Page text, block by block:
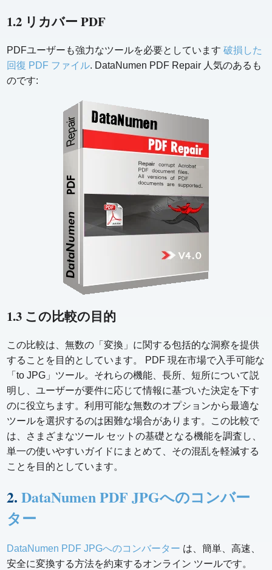
1.2 リカバー PDF
PDFユーザーも強力なツールを必要としています破損した
回復 PDF ファイル. DataNumen PDF Repair 人気のあるも
のです:
1.3 この比較の目的
この比較は、無数の「変換」に関する包括的な洞察を提供
することを目的としています。 PDF 現在市場で入手可能な
「to JPG」ツール。それらの機能、長所、短所について説
明し、ユーザーが要件に応じて情報に基づいた決定を下す
のに役立ちます。利用可能な無数のオプションから最適な
ツールを選択するのは困難な場合があります。この比較で
は、さまざまなツール セットの基礎となる機能を調査し、
単一の使いやすいガイドにまとめて、その混乱を軽減する
ことを目的としています。
2.DataNumen PDF JPGへのコンバー
ター
DataNumen PDF JPGへのコンバーター は、簡単、高速、
安全に変換する方法を約束するオンライン ツールです。